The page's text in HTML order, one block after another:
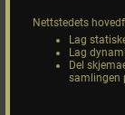
Nettstedets
Lag
Lag
Del
samlingen